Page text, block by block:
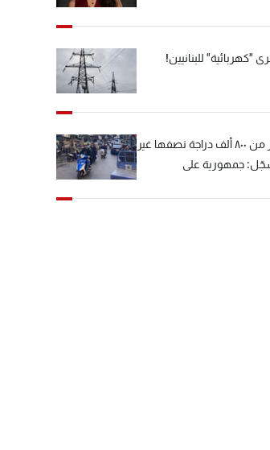
"كهربائية" للبنانيين!
أكثر من ٨٠٠ ألف دراجة نصفها غير
جمهورية على